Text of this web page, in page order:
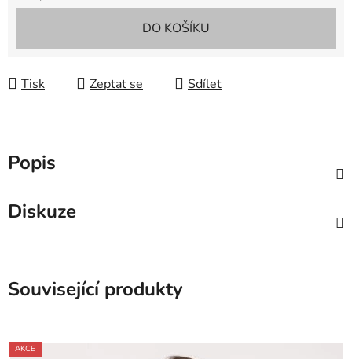
DO KOŠÍKU
Tisk Zeptat se Sdílet
Popis
Diskuze
Související produkty
AKCE